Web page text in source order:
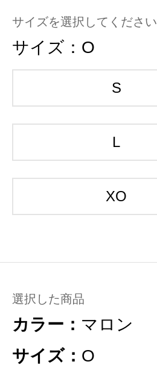
サイズを選択してください
サイズ： O
S
L
XO
選択した商品
カラー： マロン
サイズ： O